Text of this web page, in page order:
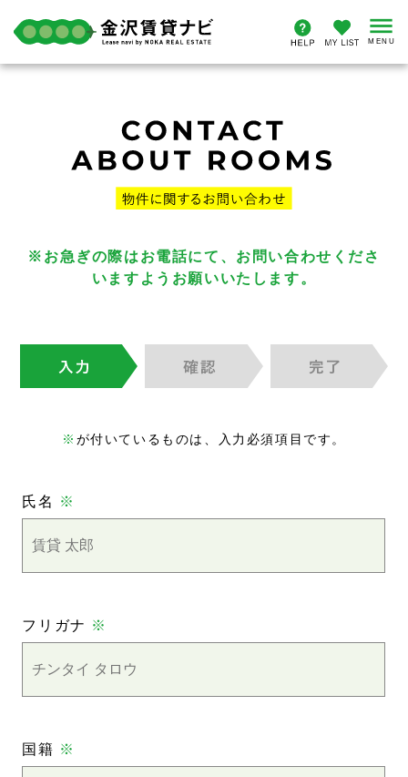
※お急ぎの際はお電話にて、お問い合わせくださ
いますようお願いいたします。
※ が付いているものは、入力必須項目です。
氏名 ※
フリガナ ※
国籍 ※